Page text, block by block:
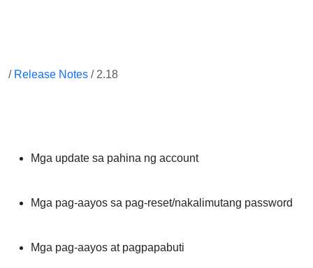
/ Release Notes / 2.18
Mga update sa pahina ng account
Mga pag-aayos sa pag-reset/nakalimutang password
Mga pag-aayos at pagpapabuti